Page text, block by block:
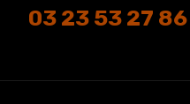
03 23 53 27 86